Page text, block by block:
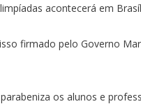
acontecerá em
firmado pelo Governo
os alunos e